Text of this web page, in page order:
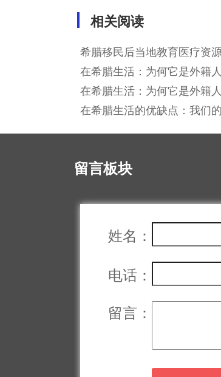
相关阅读
希腊移民后当地教育医疗资
在希腊生活：为何它是外籍
地
在希腊生活：为何它是外籍
地
在希腊生活的优缺点：我们
留言板块
姓名：
电话：
留言：